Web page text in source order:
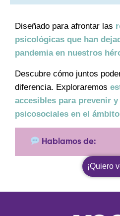
Diseñado para afrontar las
psicológicas que han
pandemia en nuestros
Descubre cómo juntos
diferencia. Exploraremos
accesibles para prevenir
psicosociales en el
Hablamos de:
¡Quiero